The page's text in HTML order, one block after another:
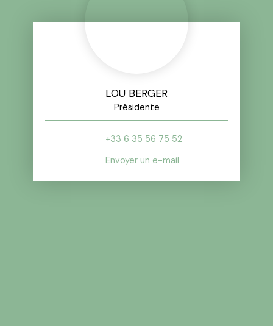
LOU BERGER
Présidente
+33 6 35 56 75 52
Envoyer un e-mail